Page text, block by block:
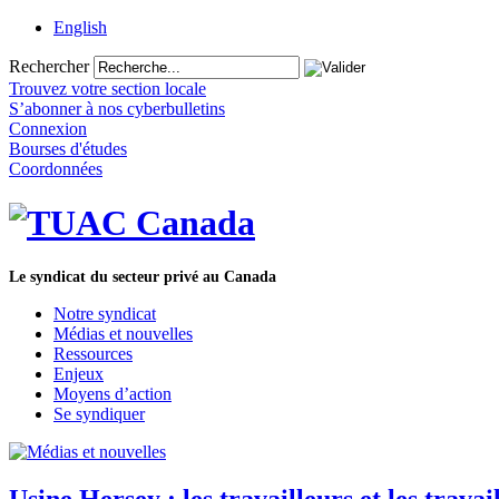
English
Rechercher
Trouvez votre section locale
S’abonner à nos cyberbulletins
Connexion
Bourses d'études
Coordonnées
Le syndicat du secteur privé au Canada
Notre syndicat
Médias et nouvelles
Ressources
Enjeux
Moyens d’action
Se syndiquer